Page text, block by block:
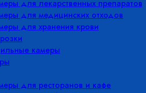
для лекарственных препаратов
для медицинских отходов
для хранения крови
камеры
для ресторанов и кафе